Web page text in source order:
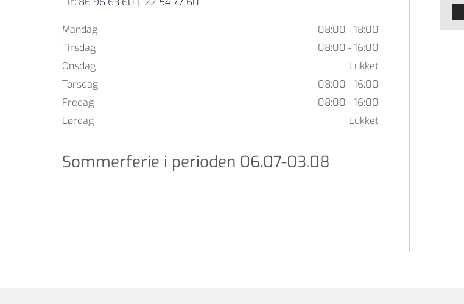
Mandag
08:00 - 18:00
Tirsdag
08:00 - 16:00
Onsdag
Lukket
Torsdag
08:00 - 16:00
Fredag
08:00 - 16:00
Lørdag
Lukket
Sommerferie i perioden 06.07-03.08